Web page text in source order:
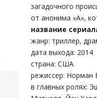
загадочного
от анонима «A»,
название
жанр: триллер,
дата выхода: 2014
страна: США
режиссер: Норман
в главных ролях: